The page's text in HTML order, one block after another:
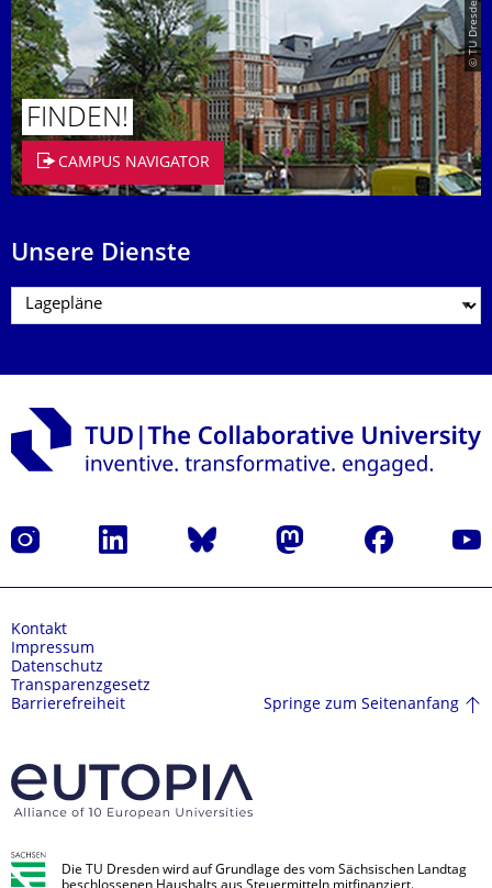
FINDEN!
CAMPUS NAVIGATOR
Unsere Dienste
Instagram LinkedIn Bluesky Mastodon Facebook
Kontakt
Impressum
Datenschutz
Transparenzgesetz
Barrierefreiheit
Springe zum Seitenanfang
Die TU Dresden wird auf Grundlage des vom Sächsischen Landtag